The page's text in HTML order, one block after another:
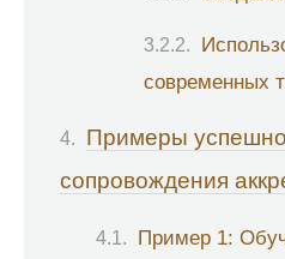
современных
Примеры
сопровождения
Пример 1: